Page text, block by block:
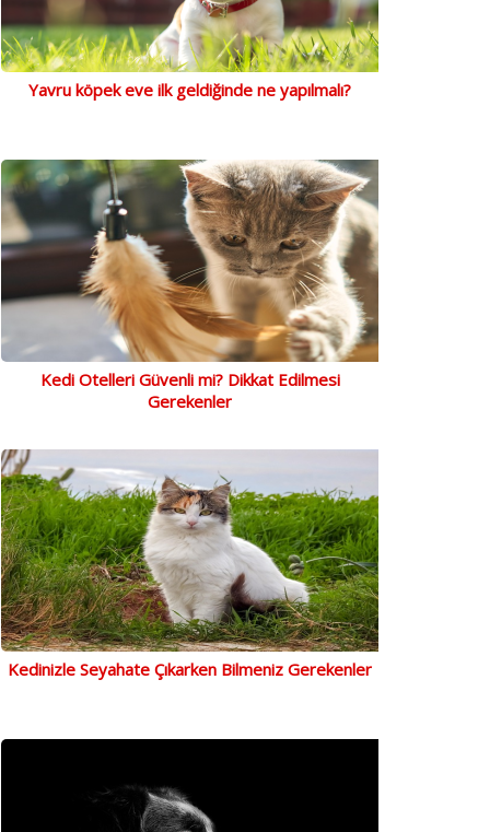
Yavru köpek eve ilk geldiğinde ne yapılmalı?
Kedi Otelleri Güvenli mi? Dikkat Edilmesi
Gerekenler
Kedinizle Seyahate Çıkarken Bilmeniz Gerekenler